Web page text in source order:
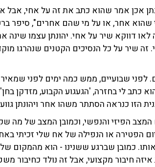
אכן אמר שהוא כתב את זה על אחי, אבל
אחר, או על מי שהם אחרים", סיפר
דווקא שיר על אחי. יהונתן עצמו שינה
שיר על כל הנסיכים הקטנים שנהרגו
לפני שבועיים, ממש כמה ימים לפני
כתב לי בחזרה, 'הגעגוע הקבוע, מזדקן
הזו כנראה הסתתר משהו אחר ויהונתן
המצב הפיזי והנפשי, וכמובן המצב של מה
הכול התחיל לפני 57 שנים, ביום הפטירה או הנפילה של אח שלי
כמובן שברגע ששנינו - הוא מהמקום
חיבור מקצועי, אבל זה נולד כחיבור